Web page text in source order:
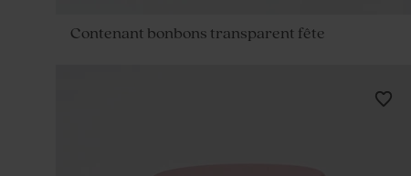
Contenant bonbons transparent fête